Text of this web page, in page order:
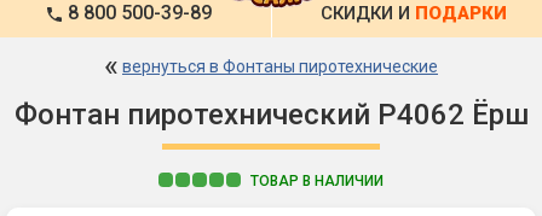
8 800 500-39-89 СКИДКИ И ПОДАРКИ
« вернуться в Фонтаны пиротехнические
Фонтан пиротехнический Р4062 Ёрш
ТОВАР В НАЛИЧИИ